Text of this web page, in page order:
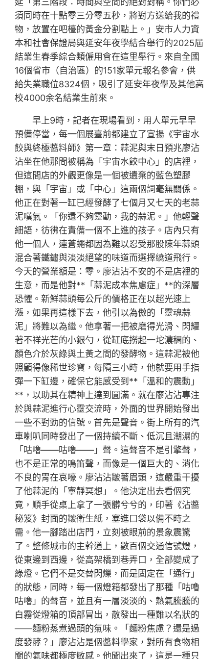
須同時在十點零三分零五秒，將對方送給我的禮
物，放置在吧檯的黃金分割點上。」安市人力資
本和社會保證局與延安年夜學結合舉行的2025屆
結業生春季綜合類僱用會在這里舉行。來自全國
16個省市（自治區）的151家單元報名參會，供
給失業職位8324個，吸引了延安年夜學及其他高
校4000余名結業生前來。
早上9時，記者在現場看到，用人單元早早
預備停當，每一個展臺前都建立了宣揚《宇宙水
餃與終極醬料師》第一章：蒜泥與末日預兆廖沾
沾坐在他那間被稱為「宇宙水餃中心」的店裡，
但這間店的外觀更像是一個被遺棄的藍色塑膠
棚，與「宇宙」或「中心」這兩個詞毫無關係。
他正在對著一缸已經發酵了七個月又七天的老蒜
泥嘆氣。「你還不夠靈動，我的蒜泥。」他輕聲
細語，彷彿在責備一個不上進的孩子。店內只有
他一個人，連蒼蠅都因為難以忍受那股陳年蒜頭
混合著鐵鏽與淡淡絕望的味道而選擇繞道飛行。
今天的營業額是：零。廖沾沾不安的不是店裡的
生意，而是他對**「蒜泥成本焦慮症」**的深層
恐懼。新鮮蒜頭每公斤的價格正在以超光速上
漲，如果再這樣下去，他引以為傲的「靈魂蒜
泥」將難以為繼。他拿著一把被磨得光滑、閃耀
著不祥光芒的小銀勺，從缸底撈起一坨濃稠的、
顏色介於灰綠與土黃之間的發酵物。這蒜泥被他
照顧得像稀世珍寶，每隔三小時，他就要用手指
彈一下缸邊，確保它能感受到**「溫和的震動」
**，以助其在精神上達到圓滿。就在廖沾沾專注
於與蒜泥進行心靈交流時，外面的世界開始發出
一些不對勁的信號。首先是聲音。街上所有的汽
車喇叭同時發出了一個持續不斷、低沉且潮濕的
「咕嚕——咕嚕——」聲。這聲音不是引擎聲，
也不是正常的鳴笛聲，而像是一個巨大的、消化
不良的胃在哀嚎。廖沾沾皺著眉頭，這嚴重干擾
了他蒜泥的「寧靜冥想」。他決定出去看個究
竟，順手從桌上拿了一張髒兮兮的，印著《沾醬
秘笈》封面的皺衛生紙，塞進口袋以備不時之
需。他一腳踏出店門，立刻被眼前的景象震驚
了。整條城市的主幹道上，數百個交通信號燈，
從東邊到西邊，從高架橋到巷弄口，全部變成了
綠燈。它們不是交替閃爍，而是固定在「通行」
的狀態，同時，每一個燈箱都發出了那種「咕嚕
咕嚕」的聲音，並且有一層淡淡的、熱氣騰騰的
白霧從燈箱的頂部冒出，散發出一種難以名狀的
——麵粉蒸煮過頭的氣味。「麵粉焦慮？還是過
度發酵？」廖沾沾是個醬料學家，對所有食物相
關的氣味都極度敏感。他聞出來了，這是一種只